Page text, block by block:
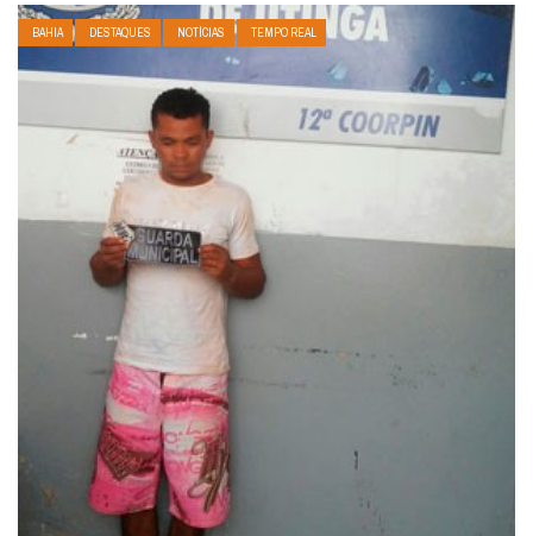
BAHIA DESTAQUES NOTÍCIAS TEMPO REAL